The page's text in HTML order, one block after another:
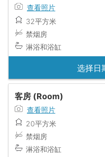
查看照片
32平方米
禁烟房
淋浴和浴缸
选择日
客房 (Room)
查看照片
20平方米
禁烟房
淋浴和浴缸